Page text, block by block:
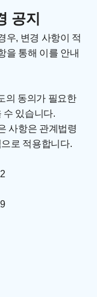
공지
우, 변경 사항이 적
을 통해 이를 안내
의 동의가 필요한
수 있습니다.
사항은 관계법령
로 적용합니다.